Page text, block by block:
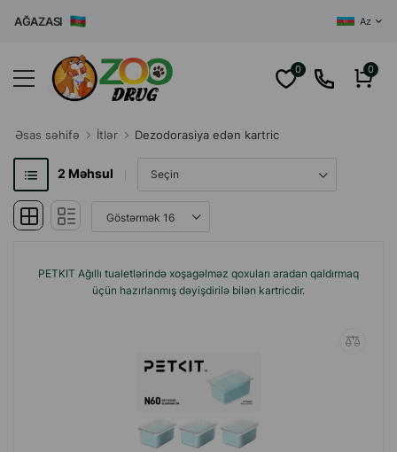
Az
0 0
Əsas səhifə İtlər Dezodorasiya edən kartric
2 Məhsul
PETKIT Ağıllı tualetlərində xoşagəlməz qoxuları aradan qaldırmaq
üçün hazırlanmış dəyişdirilə bilən kartricdir.